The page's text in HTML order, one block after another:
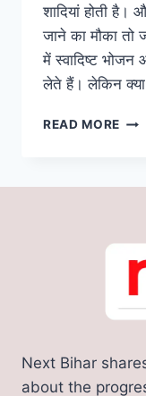
शादियां होती है।
जाने का मौका तो
में स्वादिष्ट
लेते हैं। लेकिन
READ MORE शादी
बिहार
की
की
Next Bihar
about the